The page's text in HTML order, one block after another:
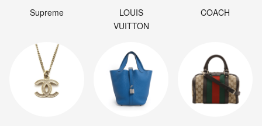
Supreme
LOUIS
VUITTON
COACH